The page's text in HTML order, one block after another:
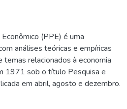
(PPE) é uma
análises teóricas e empíricas
temas relacionados à economia
1971 sob o título Pesquisa e
em abril, agosto e dezembro.